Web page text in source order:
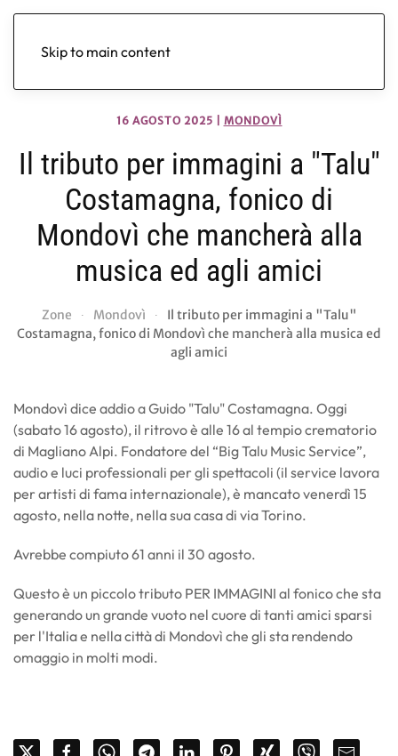
Skip to main content
16 AGOSTO 2025 MONDOVÌ
Il tributo per immagini a "Talu"
Costamagna, fonico di
Mondovì che mancherà alla
musica ed agli amici
Zone Mondovì
Il tributo per immagini a "Talu"
Costamagna, fonico di Mondovì che mancherà alla musica ed
agli amici
Mondovì dice addio a Guido "Talu" Costamagna. Oggi
(sabato 16 agosto), il ritrovo è alle 16 al tempio crematorio
di Magliano Alpi. Fondatore del “Big Talu Music Service”,
audio e luci professionali per gli spettacoli (il service lavora
per artisti di fama internazionale), è mancato venerdì 15
agosto, nella notte, nella sua casa di via Torino.
Avrebbe compiuto 61 anni il 30 agosto.
Questo è un piccolo tributo PER IMMAGINI al fonico che sta
generando un grande vuoto nel cuore di tanti amici sparsi
per l'Italia e nella città di Mondovì che gli sta rendendo
omaggio in molti modi.